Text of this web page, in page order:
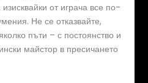
от играча все по-
Не се отказвайте,
пъти – с постоянство и
майстор в пресичането